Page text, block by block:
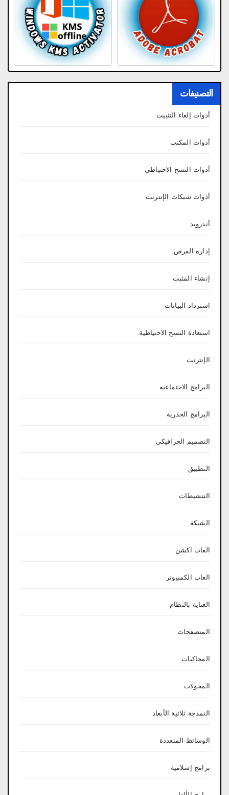
التصنيفات
أدوات إلغاء التثبيت
أدوات المكتب
أدوات النسخ الاحتياطي
أدوات شبكات الإنترنت
أندرويد
إدارة القرص
إنشاء المثبت
استرداد البيانات
استعادة النسخ الاحتياطية
الإنترنت
البرامج الاجتماعية
البرامج الجذرية
التصميم الجرافيكي
التطبيق
التنشيطات
الشبكة
العاب اكشن
العاب الكمبيوتر
العناية بالنظام
المتصفحات
المحاكيات
المحولات
النمذجة ثلاثية الأبعاد
الوسائط المتعددة
برامج إسلامية